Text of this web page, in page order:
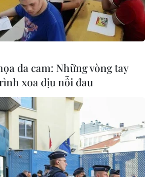
nhiệm vụ của Viện. Đây cũng
ông rất băn khoăn và trong thời
đẩy mạnh hơn nữa hoạt động
Phạm Mai (Vietnam+)
da cam: Những vòng tay
xoa dịu nỗi đau